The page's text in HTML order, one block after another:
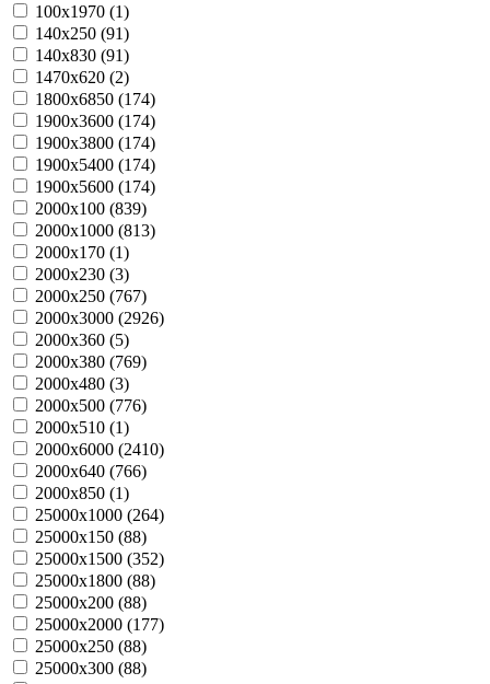
100х1970 (1)
140х250 (91)
140х830 (91)
1470х620 (2)
1800х6850 (174)
1900х3600 (174)
1900х3800 (174)
1900х5400 (174)
1900х5600 (174)
2000х100 (839)
2000х1000 (813)
2000х170 (1)
2000х230 (3)
2000х250 (767)
2000х3000 (2926)
2000х360 (5)
2000х380 (769)
2000х480 (3)
2000х500 (776)
2000х510 (1)
2000х6000 (2410)
2000х640 (766)
2000х850 (1)
25000х1000 (264)
25000х150 (88)
25000х1500 (352)
25000х1800 (88)
25000х200 (88)
25000х2000 (177)
25000х250 (88)
25000х300 (88)